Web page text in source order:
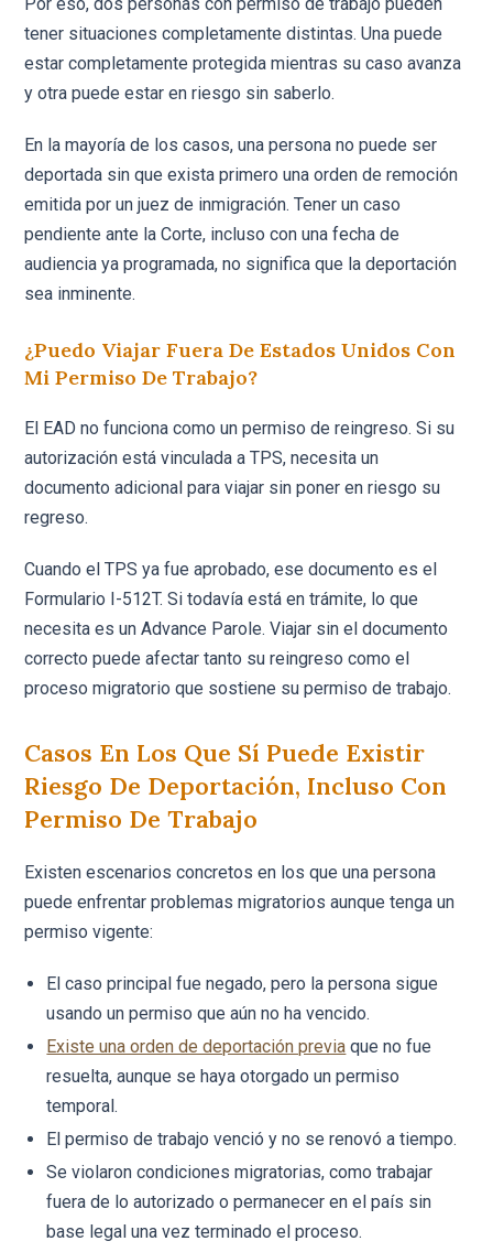
tener situaciones completamente distintas. Una puede
estar completamente protegida mientras su caso avanza
y otra puede estar en riesgo sin saberlo.
En la mayoría de los casos, una persona no puede ser
deportada sin que exista primero una orden de remoción
emitida por un juez de inmigración. Tener un caso
pendiente ante la Corte, incluso con una fecha de
audiencia ya programada, no significa que la deportación
sea inminente.
¿Puedo Viajar Fuera De Estados Unidos Con
Mi Permiso De Trabajo?
El EAD no funciona como un permiso de reingreso. Si su
autorización está vinculada a TPS, necesita un
documento adicional para viajar sin poner en riesgo su
regreso.
Cuando el TPS ya fue aprobado, ese documento es el
Formulario I-512T. Si todavía está en trámite, lo que
necesita es un Advance Parole. Viajar sin el documento
correcto puede afectar tanto su reingreso como el
proceso migratorio que sostiene su permiso de trabajo.
Casos En Los Que Sí Puede Existir
Riesgo De Deportación, Incluso Con
Permiso De Trabajo
Existen escenarios concretos en los que una persona
puede enfrentar problemas migratorios aunque tenga un
permiso vigente:
El caso principal fue negado, pero la persona sigue
usando un permiso que aún no ha vencido.
Existe una orden de deportación previa que no fue
resuelta, aunque se haya otorgado un permiso
temporal.
El permiso de trabajo venció y no se renovó a tiempo.
Se violaron condiciones migratorias, como trabajar
fuera de lo autorizado o permanecer en el país sin
base legal una vez terminado el proceso.